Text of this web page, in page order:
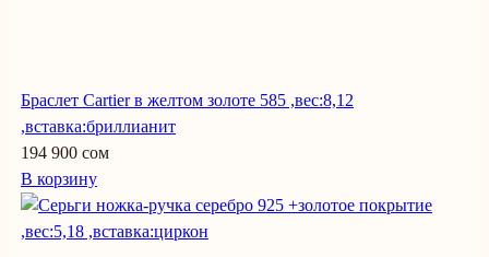
Браслет Cartier в желтом золоте 585 ,вес:8,12
,вставка:бриллианит
194 900 сом
В корзину